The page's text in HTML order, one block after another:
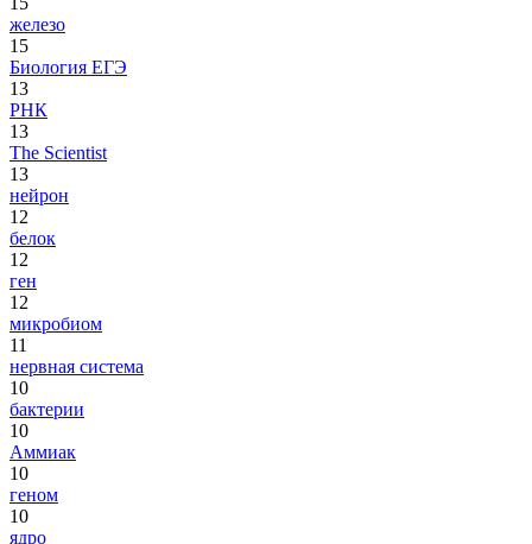
железо
15
Биология ЕГЭ
13
РНК
13
The Scientist
13
нейрон
12
белок
12
ген
12
микробиом
11
нервная система
10
бактерии
10
Аммиак
10
геном
10
ядро